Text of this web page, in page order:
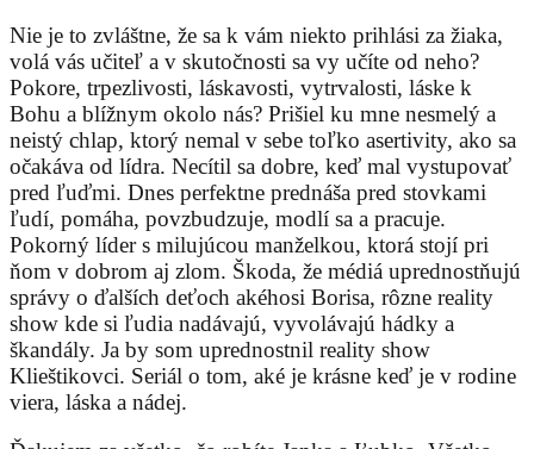
Nie je to zvláštne, že sa k vám niekto prihlási za žiaka,
volá vás učiteľ a v skutočnosti sa vy učíte od neho?
Pokore, trpezlivosti, láskavosti, vytrvalosti, láske k
Bohu a blížnym okolo nás? Prišiel ku mne nesmelý a
neistý chlap, ktorý nemal v sebe toľko asertivity, ako sa
očakáva od lídra. Necítil sa dobre, keď mal vystupovať
pred ľuďmi. Dnes perfektne prednáša pred stovkami
ľudí, pomáha, povzbudzuje, modlí sa a pracuje.
Pokorný líder s milujúcou manželkou, ktorá stojí pri
ňom v dobrom aj zlom. Škoda, že médiá uprednostňujú
správy o ďalších deťoch akéhosi Borisa, rôzne reality
show kde si ľudia nadávajú, vyvolávajú hádky a
škandály. Ja by som uprednostnil reality show
Klieštikovci. Seriál o tom, aké je krásne keď je v rodine
viera, láska a nádej.